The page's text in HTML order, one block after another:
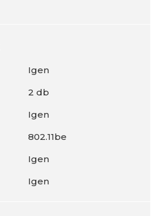
Igen
2 db
Igen
802.11be
Igen
Igen